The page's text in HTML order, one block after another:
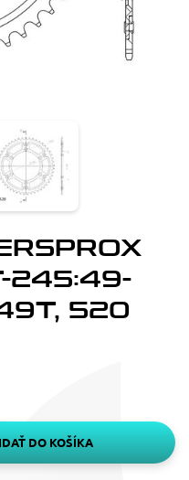
245:49-
520
DO KOŠÍKA